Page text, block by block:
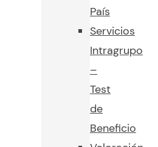
País
Servicios
Intragrupo
–
Test
de
Beneficio